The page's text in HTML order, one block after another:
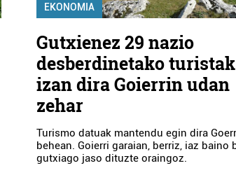
EKONOMIA
Gutxienez 29 nazio
desberdinetako turistak
izan dira Goierrin udan
zehar
Turismo datuak mantendu egin dira
behean. Goierri garaian, berriz, iaz baino
gutxiago jaso dituzte oraingoz.